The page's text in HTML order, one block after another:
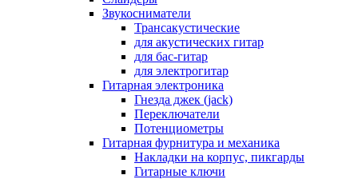
Звукосниматели
Трансакустические
для акустических гитар
для бас-гитар
для электрогитар
Гитарная электроника
Гнезда джек (jack)
Переключатели
Потенциометры
Гитарная фурнитура и механика
Накладки на корпус, пикгарды
Гитарные ключи